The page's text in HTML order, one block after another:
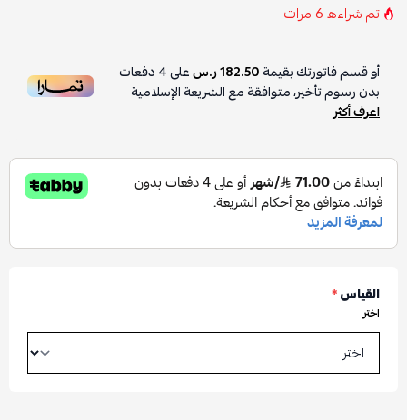
تم شراءه6مرات
أو قسم فاتورتك بقيمة182.50 ر.س على4دفعات
بدون رسوم تأخير، متوافقة مع الشريعة الإسلامية
اعرف أكثر
القياس*
اختر